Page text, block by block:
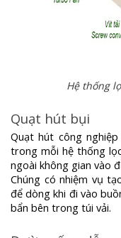
Hệ thống
Quạt hút bụi
Quạt hút công
trong mỗi hệ thống
ngoài không gian vào
Chúng có nhiệm vụ
để dòng khi đi vào
bẩn bên trong túi vải.